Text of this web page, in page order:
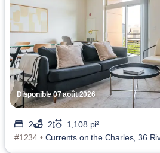
Disponible 07 août 2026
2 2
1,108 pi².
#1234 • Currents on the Charles, 36